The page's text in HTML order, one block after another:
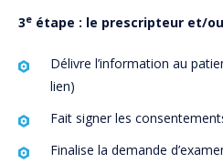
3e étape : le prescripteur et/ou
Délivre l’information au
lien)
Fait signer les
Finalise la demande